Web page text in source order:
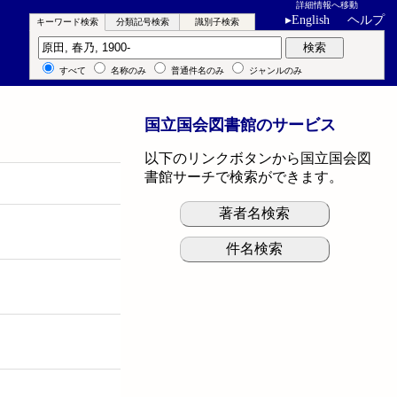
詳細情報へ移動
▸English ヘルプ
キーワード検索 分類記号検索 識別子検索
キーワード検索 検索
すべて 名称のみ 普通件名のみ ジャンルのみ
国立国会図書館のサービス
以下のリンクボタンから国立国会図
書館サーチで検索ができます。
著者名検索
件名検索